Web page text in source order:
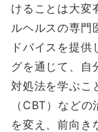
けることは大変
ルヘルスの専門
ドバイスを提
グを通じて、自
対処法を学ぶこ
（CBT）など
を変え、前向き